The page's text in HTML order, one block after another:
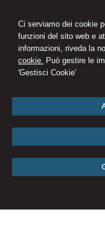
Ci serviamo dei cookie
funzioni del sito web e
informazioni, riveda la
cookie. Può gestire le
'Gestisci Cookie'